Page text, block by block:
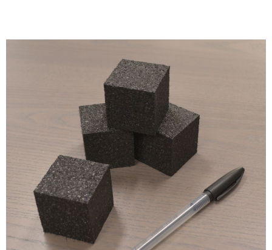
記録メディア用（USBほか）
ノベルティ
アニメ関連